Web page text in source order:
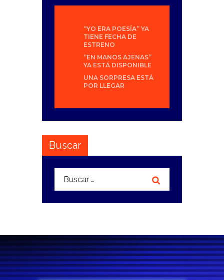
“YO ERA POESÍA” YA
TIENE FECHA DE
ESTRENO
“EN MANOS AJENAS”
YA ESTÁ DISPONIBLE
UNA SORPRESA ESTÁ
POR LLEGAR
Buscar
Buscar: